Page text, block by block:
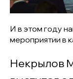
И в этом году
мероприятии в
Некрылов